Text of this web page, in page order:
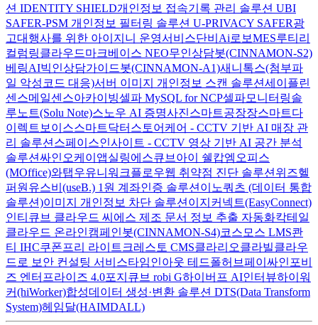
션 IDENTITY SHIELD개인정보 접속기록 관리 솔루션 UBI
SAFER-PSM 개인정보 필터링 솔루션 U-PRIVACY SAFER광
고대행사를 위한 아이지니 운영서비스단비Ai로보MES루티 리
컬럼링클라우드마크베이스 NEO무인상담봇(CINNAMON-S2)
베링AI빅인상담가이드봇(CINNAMON-A1)새니톡스(첨부파
일 악성코드 대응)서버 이미지 개인정보 스캔 솔루션세이플린
센스메일센스아카이빙셀파 MySQL for NCP셀파모니터링솔
루노트(Solu Note)스노우 AI 증명사진스마트공장장스마트다
이렉트보이스스마트닥터 스토어케어 - CCTV 기반 AI 매장 관
리 솔루션 스페이스인사이트 - CCTV 영상 기반 AI 공간 분석
솔루션싸인오케이 앱실링에스큐브아이 쉘캅엠오피스
(MOffice)와탭우유니 워크플로우웹 취약점 진단 솔루션 위즈헬
퍼원 유스비(useB.) 1원 계좌인증 솔루션 이노쿼츠 (데이터 통합
솔루션)이미지 개인정보 차단 솔루션 이지커넥트(EasyConnect)
인티큐브 클라우드 씨에스 제조 문서 정보 추출 자동화칵테일
클라우드 온라인캠페인봇(CINNAMON-S4)코스모스 LMS콴
티 IHC쿠폰프리 라이트 크레스토 CMS클라리오클라빌클라우
드로 보안 컨설팅 서비스타임인아웃 테드폴허브페이싸인 포비
즈 엔터프라이즈 4.0포지큐브 robi G하이버프 AI인터뷰하이워
커(hiWorker)합성데이터 생성·변환 솔루션 DTS(Data Transform
System)헤임달(HAIMDALL)